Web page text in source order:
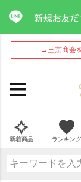
→三京商会
新着商品 ランキング